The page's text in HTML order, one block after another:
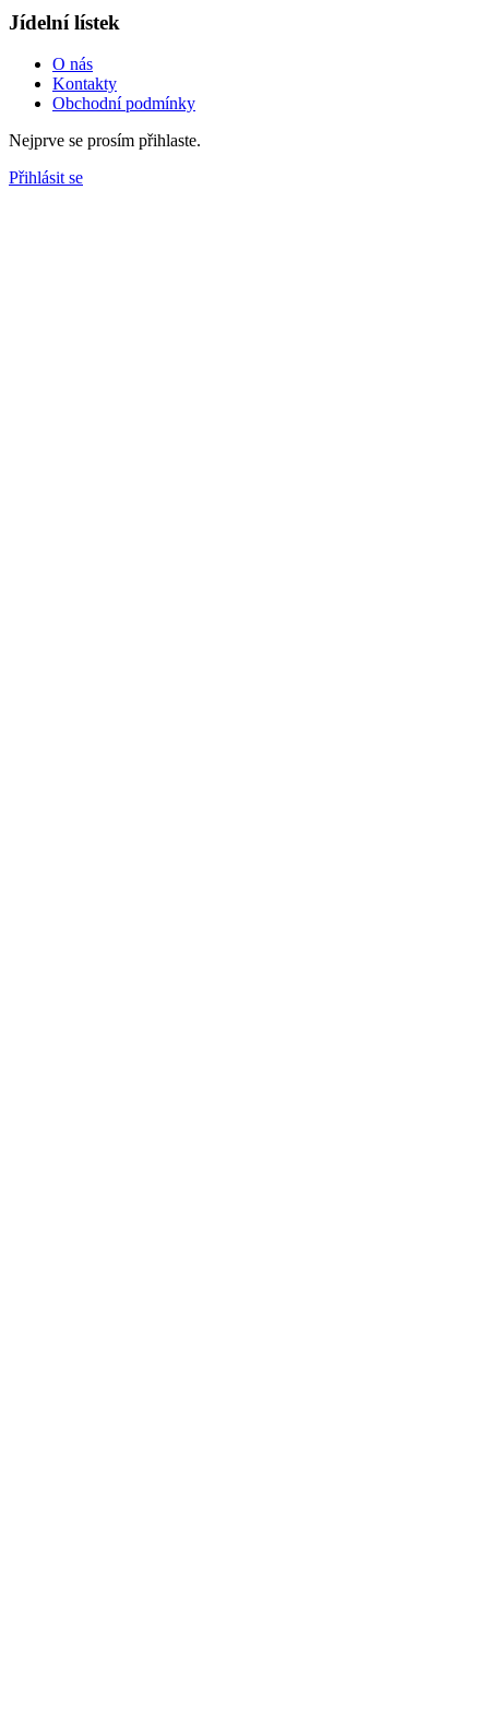
Jídelní lístek
O nás
Kontakty
Obchodní podmínky
Nejprve se prosím přihlaste.
Přihlásit se